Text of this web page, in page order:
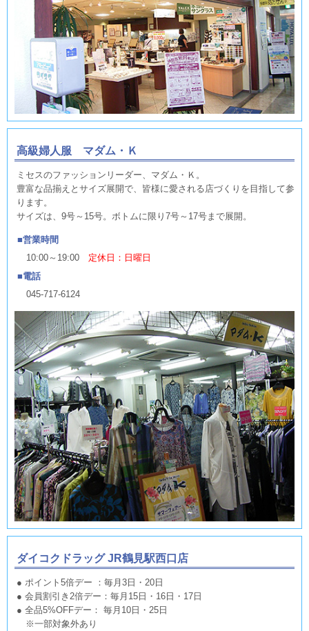
高級婦人服 マダム・Ｋ
ミセスのファッションリーダー、マダム・Ｋ。
豊富な品揃えとサイズ展開で、皆様に愛される店づくりを目指して参
ります。
サイズは、9号～15号。ボトムに限り7号～17号まで展開。
営業時間
10:00～19:00 定休日：日曜日
電話
045-717-6124
ダイコクドラッグ JR鶴見駅西口店
● ポイント5倍デー ：毎月3日・20日
● 会員割引き2倍デー：毎月15日・16日・17日
● 全品5%OFFデー： 毎月10日・25日
※一部対象外あり